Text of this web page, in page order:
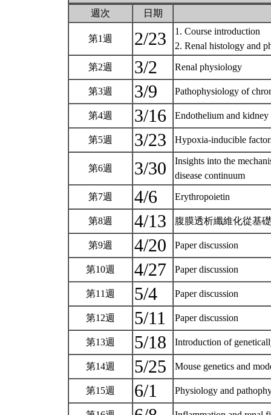
週次 日期
第1週 2/23
1. Course introduction
2. Renal histology and
第2週 3/2 Renal physiology
第3週 3/9 Pathophysiology of
第4週 3/16 Endothelium and kidney
第5週 3/23 Hypoxia-inducible
第6週 3/30
Insights into the
disease continuum
第7週 4/6 Erythropoietin
第8週 4/13 腹膜透析纖維化從基
第9週 4/20 Paper discussion
第10週 4/27 Paper discussion
第11週 5/4 Paper discussion
第12週 5/11 Paper discussion
第13週 5/18 Introduction of
第14週 5/25 Mouse genetics and
第15週 6/1 Physiology and